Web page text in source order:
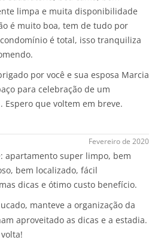
limpa e muita disponibilidade
é muito boa, tem de tudo por
é total, isso tranquiliza
por você e sua esposa Marcia
para celebração de um
Espero que voltem em breve.
Fevereiro de 2020
apartamento super limpo, bem
bem localizado, fácil
dicas e ótimo custo benefício.
manteve a organização da
aproveitado as dicas e a estadia.